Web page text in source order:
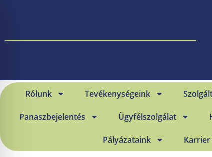
Rólunk Tevékenységeink
Panaszbejelentés Ügyfélszolgálat
Pályázataink Karrier